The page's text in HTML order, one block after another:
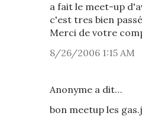
a fait le meet-up
c'est tres bien
Merci de votre
8/26/2006 1:15 AM
Anonyme a dit…
bon meetup les